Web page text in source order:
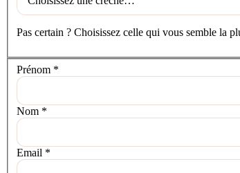
Pas certain ? Choisissez celle qui vous semble la
Vos coordonnées
Prénom *
Nom *
Email *